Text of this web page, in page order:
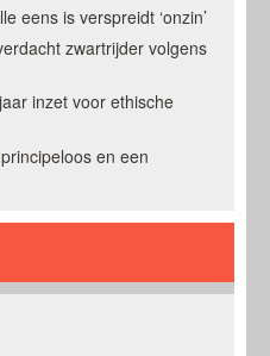
eens is verspreidt ‘onzin’
zwartrijder volgens
inzet voor ethische
en een